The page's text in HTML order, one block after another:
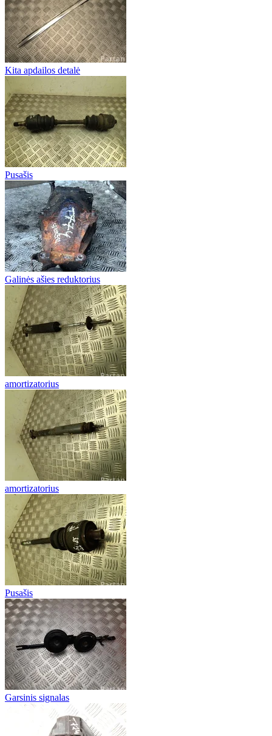
Kita apdailos detalė
Pusašis
Galinės ašies reduktorius
amortizatorius
amortizatorius
Pusašis
Garsinis signalas